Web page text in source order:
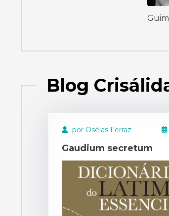
Blog
por Oséias Ferraz
Gaudium secretum